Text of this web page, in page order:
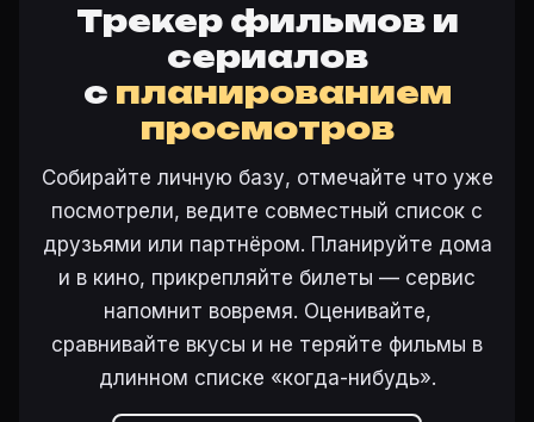
Трекер фильмов и
сериалов
с планированием
просмотров
Собирайте личную базу, отмечайте что уже
посмотрели, ведите совместный список с
друзьями или партнёром. Планируйте дома
и в кино, прикрепляйте билеты — сервис
напомнит вовремя. Оценивайте,
сравнивайте вкусы и не теряйте фильмы в
длинном списке «когда-нибудь».